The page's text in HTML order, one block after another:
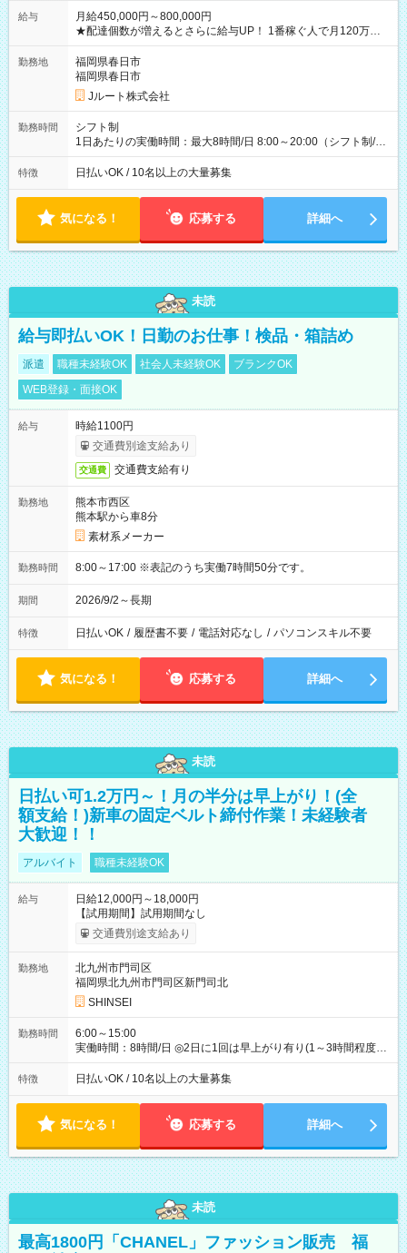
給与
月給450,000円～800,000円
★配達個数が増えるとさらに給与UP！ 1番稼ぐ人で月120万ほ
ど！ ・主要都市エリア 月収55万円／週5日稼働 月収65万~112
万円／週6日稼働 ・地方郊外エリア 月収40万円／週5日稼働 月
収40万円~50万円／週6日稼働 ＜モデルイメージ＞ ■月収50万
円 (27歳男性/江東区在住)※元建築関係 1日150個配達×25日勤務
(日休み) ■月収80万円(43歳男性/墨田区在住)※元営業 1日200個
勤務地
福岡県春日市
福岡県春日市
Jルート株式会社
勤務時間
シフト制
1日あたりの実働時間：最大8時間/日 8:00～20:00（シフト制/実
働8時間） ※週5日勤務（場所次第では週4も有り） ※配達状況
によって時間外での勤務可能性有り ※案件により多少の前後あ
特徴 日払いOK / 10名以上の大量募集
気になる！ 応募する 詳細へ
未読
給与即払いOK！日勤のお仕事！検品・箱詰め
派遣 職種未経験OK 社会人未経験OK
ブランクOK
WEB登録・面接OK
給与
時給1100円
交通費別途支給あり
交通費 交通費支給有り
勤務地
熊本市西区
熊本駅から車8分
素材系メーカー
勤務時間 8:00～17:00 ※表記のうち実働7時間50分です。
期間 2026/9/2～長期
特徴 日払いOK / 履歴書不要 / 電話対応なし / パソコンスキル不要
気になる！ 応募する 詳細へ
未読
日払い可1.2万円～！月の半分は早上がり！(全
額支給！)新車の固定ベルト締付作業！未経験者
大歓迎！！
アルバイト 職種未経験OK
給与
日給12,000円～18,000円
【試用期間】試用期間なし
交通費別途支給あり
勤務地
北九州市門司区
福岡県北九州市門司区新門司北
SHINSEI
勤務時間
6:00～15:00
実働時間：8時間/日 ◎2日に1回は早上がり有り(1～3時間程度)
◎月残業5～10時間程度
特徴 日払いOK / 10名以上の大量募集
気になる！ 応募する 詳細へ
未読
最高1800円「CHANEL」ファッション販売 福